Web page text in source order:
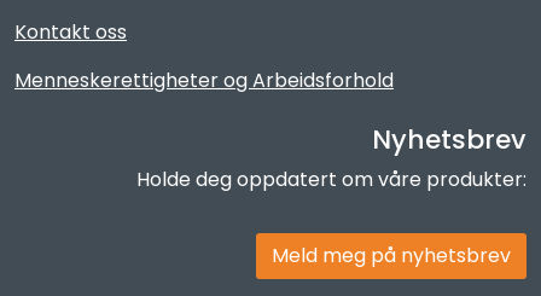
Kontakt oss
Menneskerettigheter og Arbeidsforhold
Nyhetsbrev
Holde deg oppdatert om våre produkter:
Meld meg på nyhetsbrev